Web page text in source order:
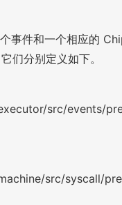
事件和一个相应的
它们分别定义如下。
src/events/
src/syscall/